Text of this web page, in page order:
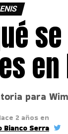
para
2 años en
Bianco Serra